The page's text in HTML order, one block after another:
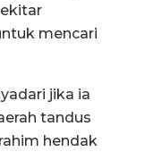
mencari
jika ia
tandus
hendak